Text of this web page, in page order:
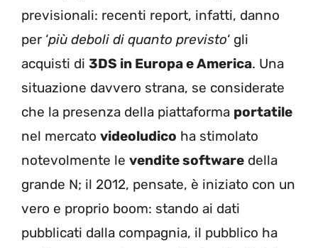
previsionali: recenti report, infatti, danno
per ‘più deboli di quanto previsto‘ gli
acquisti di 3DS in Europa e America. Una
situazione davvero strana, se considerate
che la presenza della piattaforma portatile
nel mercato videoludico ha stimolato
notevolmente le vendite software della
grande N; il 2012, pensate, è iniziato con un
vero e proprio boom: stando ai dati
pubblicati dalla compagnia, il pubblico ha